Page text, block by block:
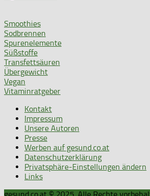
Smoothies
Sodbrennen
Spurenelemente
Süßstoffe
Transfettsäuren
Übergewicht
Vegan
Vitaminratgeber
Kontakt
Impressum
Unsere Autoren
Presse
Werben auf gesund.co.at
Datenschutzerklärung
Privatsphäre-Einstellungen ändern
Links